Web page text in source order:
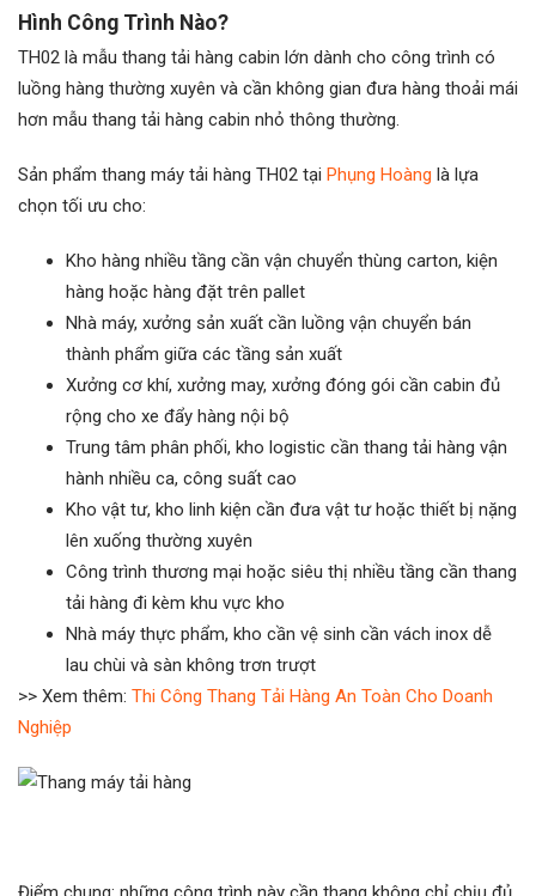
Hình Công Trình Nào?
TH02 là mẫu thang tải hàng cabin lớn dành cho công trình có
luồng hàng thường xuyên và cần không gian đưa hàng thoải mái
hơn mẫu thang tải hàng cabin nhỏ thông thường.
Sản phẩm thang máy tải hàng TH02 tại Phụng Hoàng là lựa
chọn tối ưu cho:
Kho hàng nhiều tầng cần vận chuyển thùng carton, kiện
hàng hoặc hàng đặt trên pallet
Nhà máy, xưởng sản xuất cần luồng vận chuyển bán
thành phẩm giữa các tầng sản xuất
Xưởng cơ khí, xưởng may, xưởng đóng gói cần cabin đủ
rộng cho xe đẩy hàng nội bộ
Trung tâm phân phối, kho logistic cần thang tải hàng vận
hành nhiều ca, công suất cao
Kho vật tư, kho linh kiện cần đưa vật tư hoặc thiết bị nặng
lên xuống thường xuyên
Công trình thương mại hoặc siêu thị nhiều tầng cần thang
tải hàng đi kèm khu vực kho
Nhà máy thực phẩm, kho cần vệ sinh cần vách inox dễ
lau chùi và sàn không trơn trượt
>> Xem thêm: Thi Công Thang Tải Hàng An Toàn Cho Doanh
Nghiệp